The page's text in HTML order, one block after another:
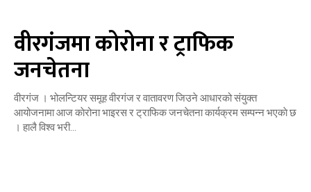
वीरगंजमा कोरोना र ट्राफिक
जनचेतना
वीरगंज । भोलन्टियर समूह वीरगंज र वातावरण जिउने आधारको संयुक्त
आयोजनामा आज काेरोना भाइरस र ट्राफिक जनचेतना कार्यक्रम सम्पन्न भएकाे छ
। हालै विश्व भरी...